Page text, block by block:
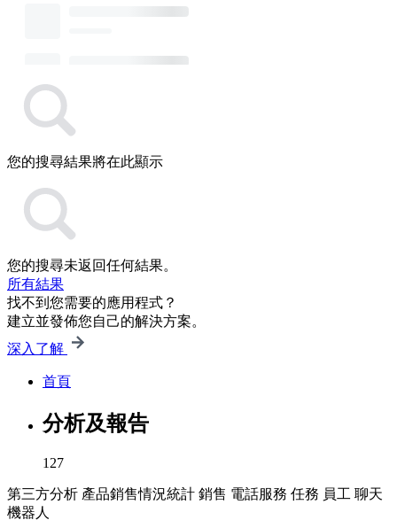
您的搜尋結果將在此顯示
您的搜尋未返回任何結果。
所有結果
找不到您需要的應用程式？
建立並發佈您自己的解決方案。
深入了解
首頁
分析及報告
127
第三方分析 產品銷售情況統計 銷售 電話服務 任務 員工 聊天
機器人